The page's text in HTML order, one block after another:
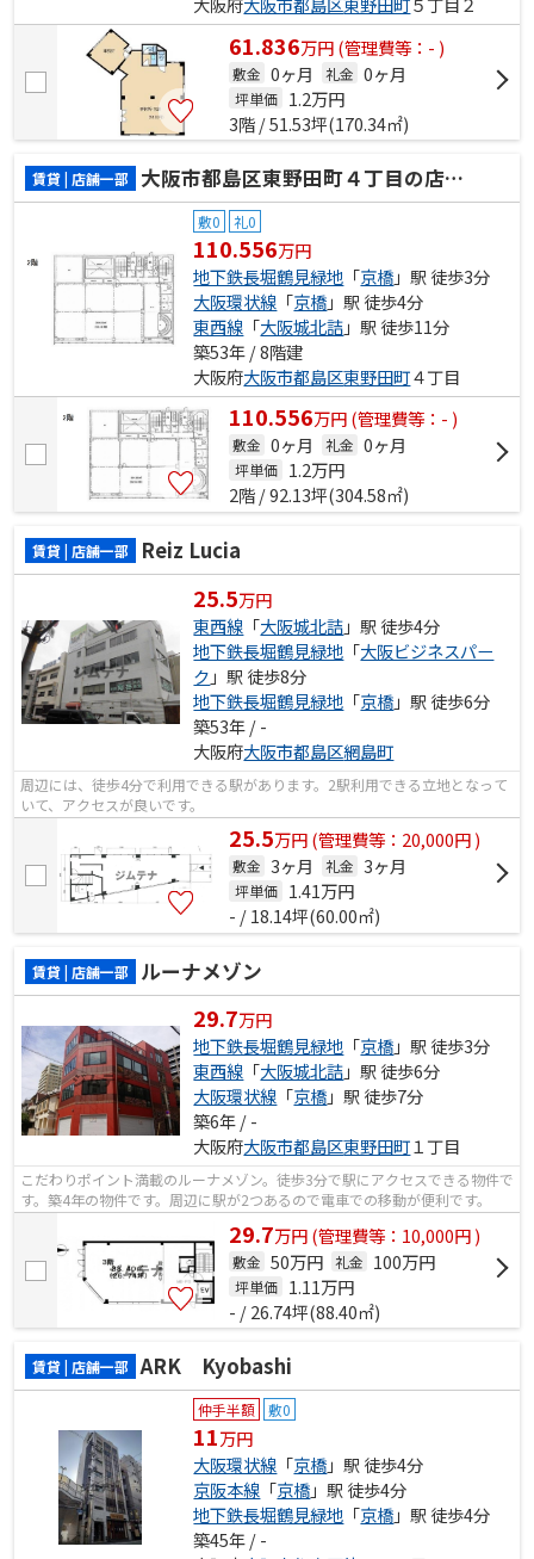
61.836万円(管理費等：- )
敷金 0ヶ月 礼金 0ヶ月
坪単価 1.2万円
3階 / 51.53坪(170.34㎡)
賃貸 | 店舗一部 大阪市都島区東野田町４丁目の店舗一部
敷0 礼0
110.556万円
地下鉄長堀鶴見緑地 「京橋」駅 徒歩3分
大阪環状線 「京橋」駅 徒歩4分
東西線 「大阪城北詰」駅 徒歩11分
築53年 / 8階建
大阪府大阪市都島区東野田町４丁目
110.556万円(管理費等：- )
敷金 0ヶ月 礼金 0ヶ月
坪単価 1.2万円
2階 / 92.13坪(304.58㎡)
賃貸 | 店舗一部 Reiz Lucia
25.5万円
東西線 「大阪城北詰」駅 徒歩4分
地下鉄長堀鶴見緑地 「大阪ビジネスパー
ク 」駅 徒歩8分
地下鉄長堀鶴見緑地 「京橋」駅 徒歩6分
築53年 / -
大阪府大阪市都島区網島町
周辺には、徒歩4分で利用できる駅があります。2駅利用できる立地となって
いて、アクセスが良いです。
25.5万円(管理費等：20,000円 )
敷金 3ヶ月 礼金 3ヶ月
坪単価 1.41万円
- / 18.14坪(60.00㎡)
賃貸 | 店舗一部 ルーナメゾン
29.7万円
地下鉄長堀鶴見緑地 「京橋」駅 徒歩3分
東西線 「大阪城北詰」駅 徒歩6分
大阪環状線 「京橋」駅 徒歩7分
築6年 / -
大阪府大阪市都島区東野田町１丁目
こだわりポイント満載のルーナメゾン。徒歩3分で駅にアクセスできる物件で
す。築4年の物件です。周辺に駅が2つあるので電車での移動が便利です。
29.7万円(管理費等：10,000円 )
敷金 50万円 礼金 100万円
坪単価 1.11万円
- / 26.74坪(88.40㎡)
賃貸 | 店舗一部 ARK Kyobashi
仲手半額 敷0
11万円
大阪環状線 「京橋」駅 徒歩4分
京阪本線 「京橋」駅 徒歩4分
地下鉄長堀鶴見緑地 「京橋」駅 徒歩4分
築45年 / -